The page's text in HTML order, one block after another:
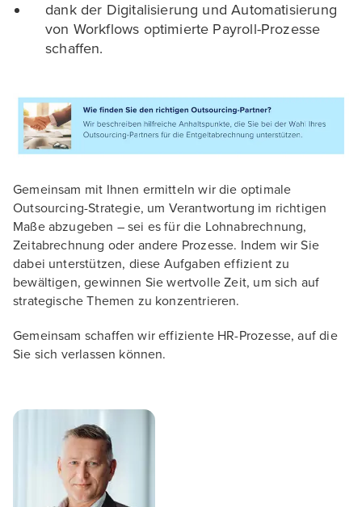
dank der Digitalisierung und Automatisierung
von Workflows optimierte Payroll-Prozesse
schaffen.
Gemeinsam mit Ihnen ermitteln wir die optimale
Outsourcing-Strategie, um Verantwortung im richtigen
Maße abzugeben – sei es für die Lohnabrechnung,
Zeitabrechnung oder andere Prozesse. Indem wir Sie
dabei unterstützen, diese Aufgaben effizient zu
bewältigen, gewinnen Sie wertvolle Zeit, um sich auf
strategische Themen zu konzentrieren.
Gemeinsam schaffen wir effiziente HR-Prozesse, auf die
Sie sich verlassen können.